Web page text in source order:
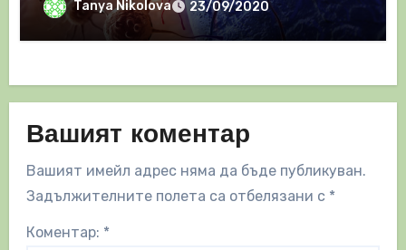
Tanya Nikolova 23/09/2020
Вашият коментар
Вашият имейл адрес няма да бъде публикуван.
Задължителните полета са отбелязани с *
Коментар: *